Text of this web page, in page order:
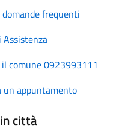
domande frequenti
Assistenza
il comune 0923993111
un appuntamento
città